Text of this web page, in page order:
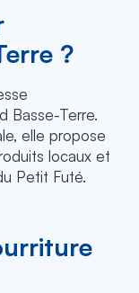
?
Basse-Terre.
elle propose
locaux et
Petit Futé.